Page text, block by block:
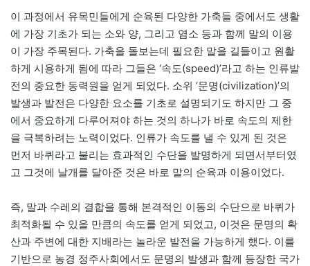
이 과정에서 유목민들에게 순육된 다양한 가축들 중에서도 생활
에 가장 기초가 되는 소와 양, 그리고 염소 등과 함께 말의 이용
이 가장 주목된다. 가축을 돌보는데 필요한 말을 길들이고 원활
하게 시용하게 됨에 따라 그들은 ‘속도(speed)’라고 하는 인류발
전의 중요한 동력원을 얻게 되었다. 소위 ‘문명(civilization)’의
발생과 발전은 다양한 요소를 기초로 설명되기도 하지만 그 중
에서 중요하게 다루어져야 하는 것의 하나가 바로 속도의 제한
을 극복하려는 노력이었다. 인류가 속도를 낼 수 있게 된 것은
먼저 바퀴라고 불리는 효과적인 수단을 발명하게 되면서부터였
고 그것에 날개를 달아준 것은 바로 말의 순육과 이용이었다.
즉, 말과 수레의 결합을 통해 본격적인 이동의 수단으로 바퀴가
최적화될 수 있을 만큼의 속도를 얻게 되었고, 이것은 문명의 확
산과 주변에 대한 지배라는 놀라운 발전을 가능하게 했다. 이를
기반으로 농경 정주사회에서도 문명의 발생과 함께 등장한 국가